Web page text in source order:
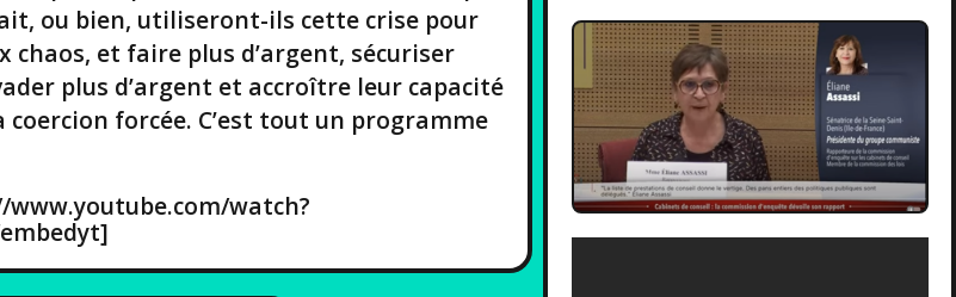
fait, ou bien, utiliseront-ils cette crise pour
chaos, et faire plus d’argent, sécuriser
plus d’argent et accroître leur capacité
forcée. C’est tout un programme
watch?